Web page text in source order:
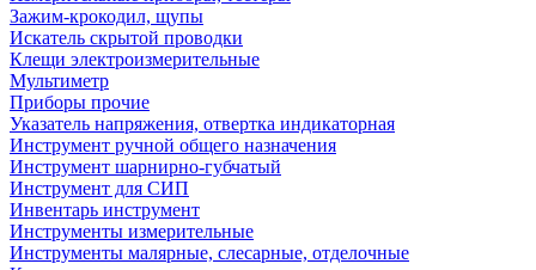
Зажим-крокодил, щупы
Искатель скрытой проводки
Клещи электроизмерительные
Мультиметр
Приборы прочие
Указатель напряжения, отвертка индикаторная
Инструмент ручной общего назначения
Инструмент шарнирно-губчатый
Инструмент для СИП
Инвентарь инструмент
Инструменты измерительные
Инструменты малярные, слесарные, отделочные